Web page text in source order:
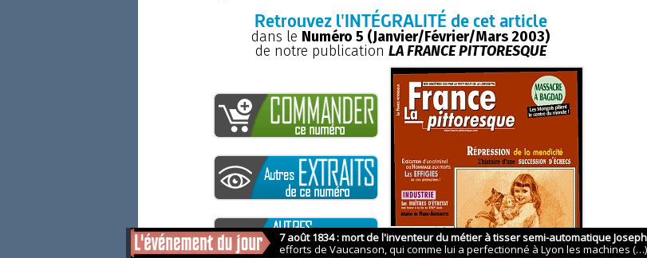
Retrouvez l'INTÉGRALITÉ de cet article
dans le Numéro 5 (Janvier/Février/Mars 2003)
de notre publication LA FRANCE PITTORESQUE